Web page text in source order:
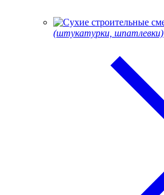
(штукатурки, шпатлевки)